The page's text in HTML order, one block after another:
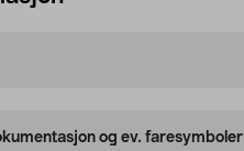
og ev. faresymboler